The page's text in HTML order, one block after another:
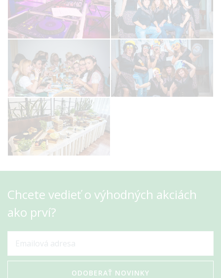
Chcete vedieť o výhodných akciách
ako prví?
ODOBERAŤ NOVINKY